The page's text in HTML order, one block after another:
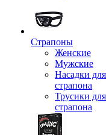
Страпоны
Женские
Мужские
Насадки для
страпона
Трусики для
страпона